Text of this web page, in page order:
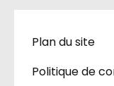
Plan du site
Politique de